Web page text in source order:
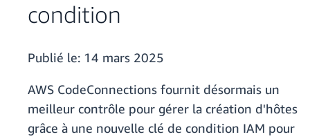
condition
Publié le: 14 mars 2025
AWS CodeConnections fournit désormais un
meilleur contrôle pour gérer la création d'hôtes
grâce à une nouvelle clé de condition IAM pour